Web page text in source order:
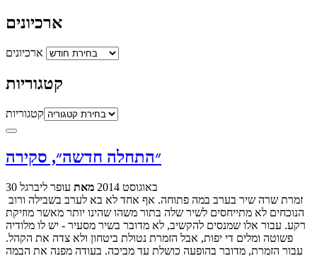
ארכיונים
ארכיונים
קטגוריות
קטגוריות
״התחלה חדשה״, סקירה
30 באוגוסט 2014 מאת עופר ליברגל
הנוכחים לא מתייחסים לשיר שלה בתור משהו שהינו יותר מאשר מוזיקת
רקע. עבור אלו שמנסים להקשיב, לא מדובר בשיר מסעיר - יש לו מלודיה
פשוטה ומלים די יפות, אבל הזמרת נטולת ביטחון ולא צדה את הקהל.
עבור הזמרת, מדובר בהופעה כושלת עד מביכה. בעודה מפנה את הבמה